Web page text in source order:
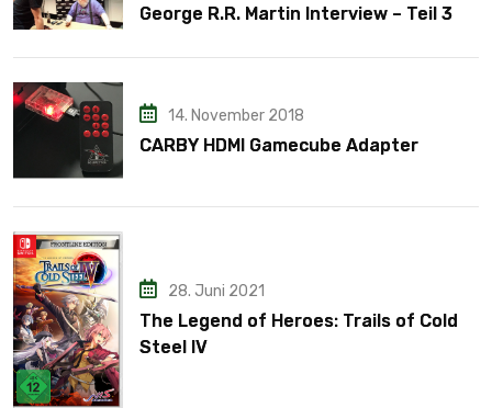
George R.R. Martin Interview – Teil 3
14. November 2018
CARBY HDMI Gamecube Adapter
28. Juni 2021
The Legend of Heroes: Trails of Cold
Steel IV